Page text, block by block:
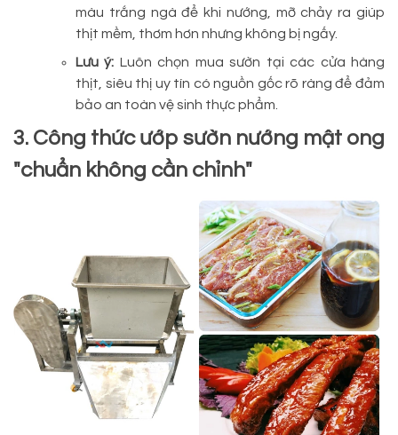
màu trắng ngà để khi nướng, mỡ chảy ra giúp
thịt mềm, thơm hơn nhưng không bị ngấy.
Lưu ý: Luôn chọn mua sườn tại các cửa hàng
thịt, siêu thị uy tín có nguồn gốc rõ ràng để đảm
bảo an toàn vệ sinh thực phẩm.
3. Công thức ướp sườn nướng mật ong
"chuẩn không cần chỉnh"